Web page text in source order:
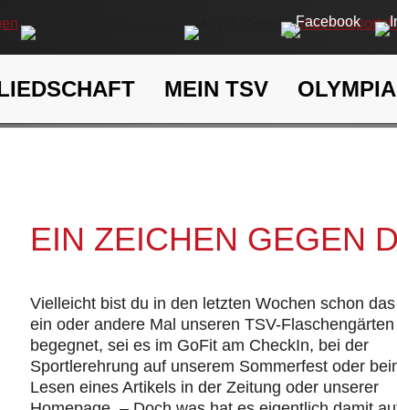
MEIN TSV
EIN ZEICHEN GEGEN
Vielleicht bist du in den letzten Wochen schon das
ein oder andere Mal unseren TSV-Flaschengärten
begegnet, sei es im GoFit am CheckIn, bei der
Sportlerehrung auf unserem Sommerfest oder
Lesen eines Artikels in der Zeitung oder unserer